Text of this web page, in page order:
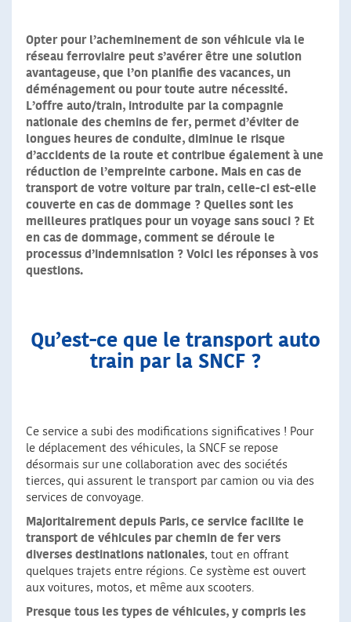
Opter pour l’acheminement de son véhicule via le
réseau ferroviaire peut s’avérer être une solution
avantageuse, que l’on planifie des vacances, un
déménagement ou pour toute autre nécessité.
L’offre auto/train, introduite par la compagnie
nationale des chemins de fer, permet d’éviter de
longues heures de conduite, diminue le risque
d’accidents de la route et contribue également à une
réduction de l’empreinte carbone. Mais en cas de
transport de votre voiture par train, celle-ci est-elle
couverte en cas de dommage ? Quelles sont les
meilleures pratiques pour un voyage sans souci ? Et
en cas de dommage, comment se déroule le
processus d’indemnisation ? Voici les réponses à vos
questions.
Qu’est-ce que le transport auto
train par la SNCF ?
Ce service a subi des modifications significatives ! Pour
le déplacement des véhicules, la SNCF se repose
désormais sur une collaboration avec des sociétés
tierces, qui assurent le transport par camion ou via des
services de convoyage.
Majoritairement depuis Paris, ce service facilite le
transport de véhicules par chemin de fer vers
diverses destinations nationales, tout en offrant
quelques trajets entre régions. Ce système est ouvert
aux voitures, motos, et même aux scooters.
Presque tous les types de véhicules, y compris les